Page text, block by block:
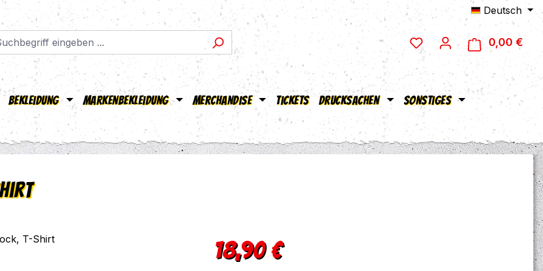
Deutsch
0,00 €
Bekleidung Markenbekleidung Merchandise Tickets Drucksachen Sonstiges
Regulärer Preis:
18,90 €